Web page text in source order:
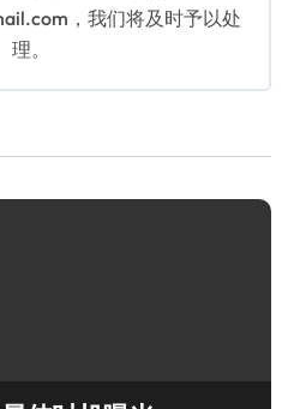
，我们将及时予以处
理。